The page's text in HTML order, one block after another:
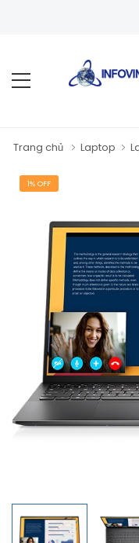
Trang chủ Laptop
1% OFF